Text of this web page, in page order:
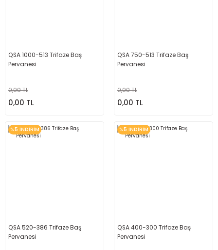
QSA 1000-513 Trifaze Baş
Pervanesi
0,00 TL
0,00 TL
QSA 750-513 Trifaze Baş
Pervanesi
0,00 TL
0,00 TL
%5 İNDİRİM
QSA 520-386 Trifaze Baş
Pervanesi
%5 İNDİRİM
QSA 400-300 Trifaze Baş
Pervanesi